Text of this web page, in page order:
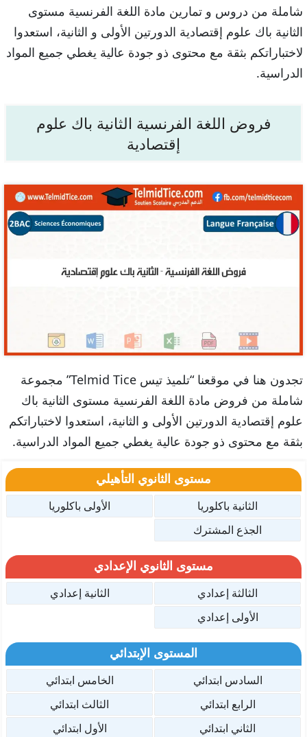
شاملة من دروس و تمارين مادة اللغة الفرنسية مستوى
الثانية باك علوم إقتصادية الدورتين الأولى و الثانية، استعدوا
لاختباراتكم بثقة مع محتوى ذو جودة عالية يغطي جميع المواد
الدراسية.
فروض اللغة الفرنسية الثانية باك علوم
إقتصادية
تجدون هنا في موقعنا “تلميذ تيس Telmid Tice” مجموعة
شاملة من فروض مادة اللغة الفرنسية مستوى الثانية باك
علوم إقتصادية الدورتين الأولى و الثانية، استعدوا لاختباراتكم
بثقة مع محتوى ذو جودة عالية يغطي جميع المواد الدراسية.
مستوى الثانوي التأهيلي
الثانية باكلوريا
الأولى باكلوريا
الجذع المشترك
مستوى الثانوي الإعدادي
الثالثة إعدادي
الثانية إعدادي
الأولى إعدادي
المستوى الإبتدائي
السادس ابتدائي
الخامس ابتدائي
الرابع ابتدائي
الثالث ابتدائي
الثاني ابتدائي
الأول ابتدائي